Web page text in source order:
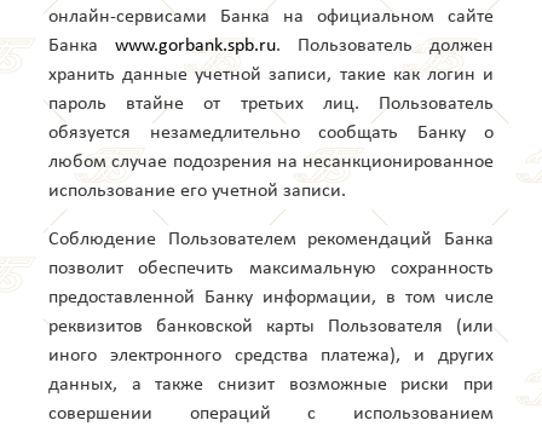
онлайн-сервисами Банка на официальном сайте
Банка www.gorbank.spb.ru. Пользователь должен
хранить данные учетной записи, такие как логин и
пароль втайне от третьих лиц. Пользователь
обязуется незамедлительно сообщать Банку о
любом случае подозрения на несанкционированное
использование его учетной записи.
Соблюдение Пользователем рекомендаций Банка
позволит обеспечить максимальную сохранность
предоставленной Банку информации, в том числе
реквизитов банковской карты Пользователя (или
иного электронного средства платежа), и других
данных, а также снизит возможные риски при
совершении операций с использованием